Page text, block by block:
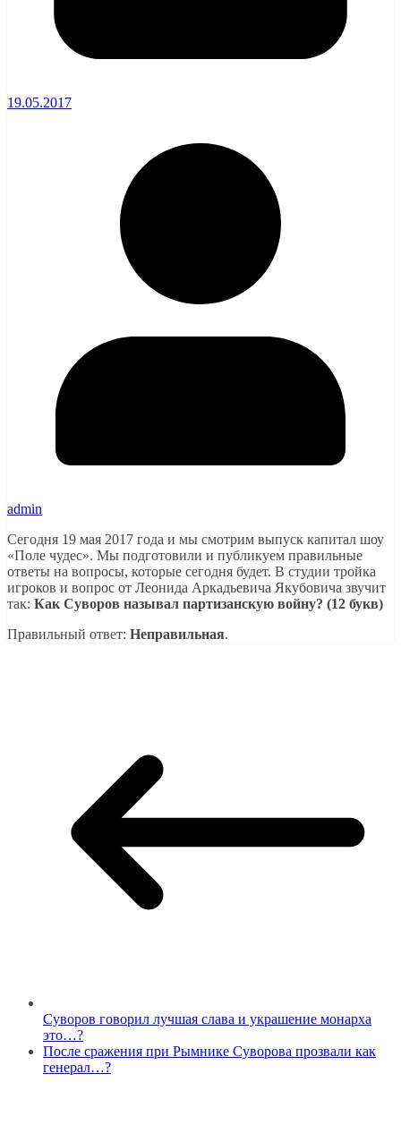
19.05.2017
admin
Сегодня 19 мая 2017 года и мы смотрим выпуск капитал шоу
«Поле чудес». Мы подготовили и публикуем правильные
ответы на вопросы, которые сегодня будет. В студии тройка
игроков и вопрос от Леонида Аркадьевича Якубовича звучит
так: Как Суворов называл партизанскую войну? (12 букв)
Правильный ответ: Неправильная.
Суворов говорил лучшая слава и украшение монарха
это…?
После сражения при Рымнике Суворова прозвали как
генерал…?